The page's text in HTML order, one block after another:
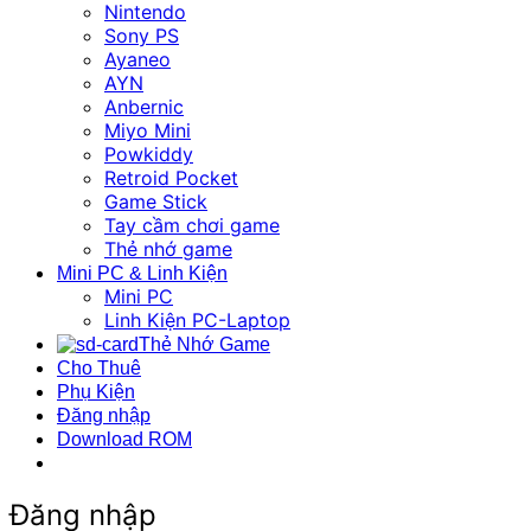
Nintendo
Sony PS
Ayaneo
AYN
Anbernic
Miyo Mini
Powkiddy
Retroid Pocket
Game Stick
Tay cầm chơi game
Thẻ nhớ game
Mini PC & Linh Kiện
Mini PC
Linh Kiện PC-Laptop
Thẻ Nhớ Game
Cho Thuê
Phụ Kiện
Đăng nhập
Download ROM
Đăng nhập